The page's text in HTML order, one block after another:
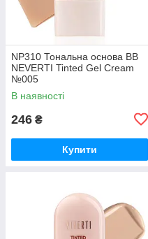
NP310 Тональна основа BB
NEVERTI Tinted Gel Cream
№005
В наявності
246 ₴
Купити